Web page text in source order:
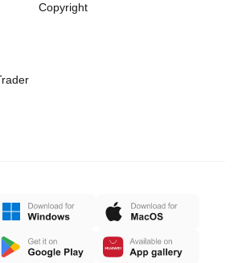
Copyright